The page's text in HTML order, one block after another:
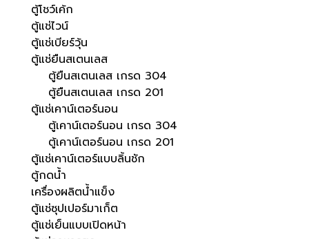
ตู้โชว์เค้ก
ตู้แช่ไวน์
ตู้แช่เบียร์วุ้น
ตู้แช่ยืนสเตนเลส
ตู้ยืนสเตนเลส เกรด 304
ตู้ยืนสเตนเลส เกรด 201
ตู้แช่เคาน์เตอร์นอน
ตู้เคาน์เตอร์นอน เกรด 304
ตู้เคาน์เตอร์นอน เกรด 201
ตู้แช่เคาน์เตอร์แบบลิ้นชัก
ตู้กดน้ำ
เครื่องผลิตน้ำแข็ง
ตู้แช่ซุปเปอร์มาเก็ต
ตู้แช่เย็นแบบเปิดหน้า